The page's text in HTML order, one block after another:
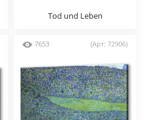
Tod und Leben
7653 (Арт: 72906)